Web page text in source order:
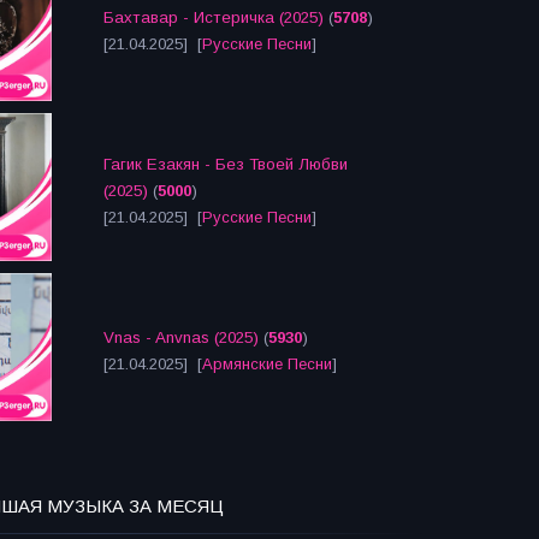
Бахтавар - Истеричка (2025) (5708)
[21.04.2025] [Русские Песни]
Гагик Езакян - Без Твоей Любви
(2025) (5000)
[21.04.2025] [Русские Песни]
Vnas - Anvnas (2025) (5930)
[21.04.2025] [Армянские Песни]
МУЗЫКА ЗА МЕСЯЦ